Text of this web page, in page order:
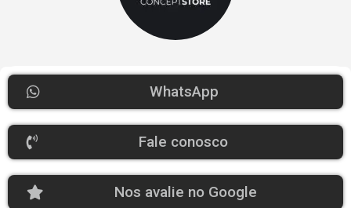
WhatsApp
Fale conosco
Nos avalie no Google